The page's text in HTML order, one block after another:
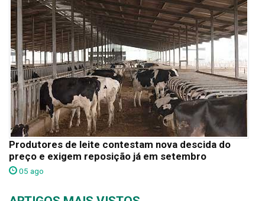
Produtores de leite contestam nova descida do
preço e exigem reposição já em setembro
05 ago